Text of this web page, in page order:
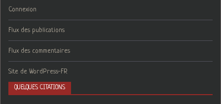
Connexion
Flux des publications
Flux des commentaires
Site de WordPress-FR
QUELQUES CITATIONS